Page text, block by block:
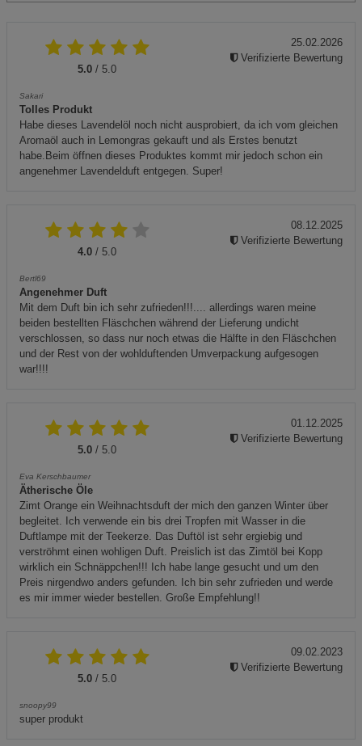
5.0 / 5.0
Sakari
Tolles Produkt
Habe dieses Lavendelöl noch nicht ausprobiert, da ich vom gleichen
Aromaöl auch in Lemongras gekauft und als Erstes benutzt
habe.Beim öffnen dieses Produktes kommt mir jedoch schon ein
angenehmer Lavendelduft entgegen. Super!
25.02.2026
Verifizierte Bewertung
4.0 / 5.0
Bertl69
Angenehmer Duft
Mit dem Duft bin ich sehr zufrieden!!!.... allerdings waren meine
beiden bestellten Fläschchen während der Lieferung undicht
verschlossen, so dass nur noch etwas die Hälfte in den Fläschchen
und der Rest von der wohlduftenden Umverpackung aufgesogen
war!!!!
08.12.2025
Verifizierte Bewertung
5.0 / 5.0
Eva Kerschbaumer
Ätherische Öle
Zimt Orange ein Weihnachtsduft der mich den ganzen Winter über
begleitet. Ich verwende ein bis drei Tropfen mit Wasser in die
Duftlampe mit der Teekerze. Das Duftöl ist sehr ergiebig und
verströhmt einen wohligen Duft. Preislich ist das Zimtöl bei Kopp
wirklich ein Schnäppchen!!! Ich habe lange gesucht und um den
Preis nirgendwo anders gefunden. Ich bin sehr zufrieden und werde
es mir immer wieder bestellen. Große Empfehlung!!
01.12.2025
Verifizierte Bewertung
5.0 / 5.0
snoopy99
super produkt
09.02.2023
Verifizierte Bewertung